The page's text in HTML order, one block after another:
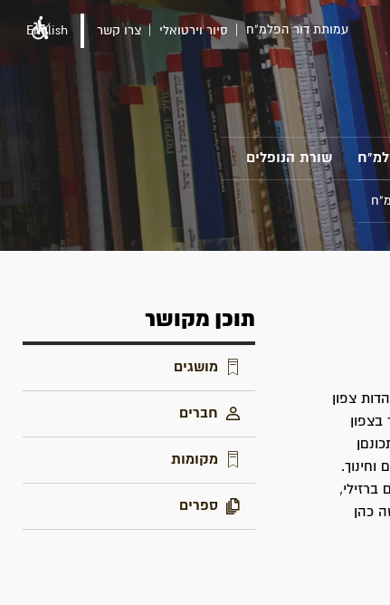
עמותת דור הפלמ"ח סיור וירטואלי צרו קשר English
שורת הנופלים
צפון
כהן
תוכן מקושר
מושגים
חברים
מקומות
ספרים